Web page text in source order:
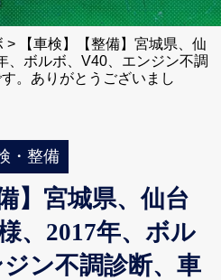
>
【車検】【整備】宮城県、仙
、ボルボ、V40、エンジン不調
。ありがとうございまし
・整備
】宮城県、仙台
、2017年、ボル
ン不調診断、車